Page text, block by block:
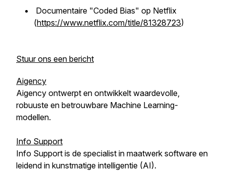
Documentaire "Coded Bias" op Netflix
(https://www.netflix.com/title/81328723)
Stuur ons een bericht
Aigency
Aigency ontwerpt en ontwikkelt waardevolle,
robuuste en betrouwbare Machine Learning-
modellen.
Info Support
Info Support is de specialist in maatwerk software en
leidend in kunstmatige intelligentie (AI).